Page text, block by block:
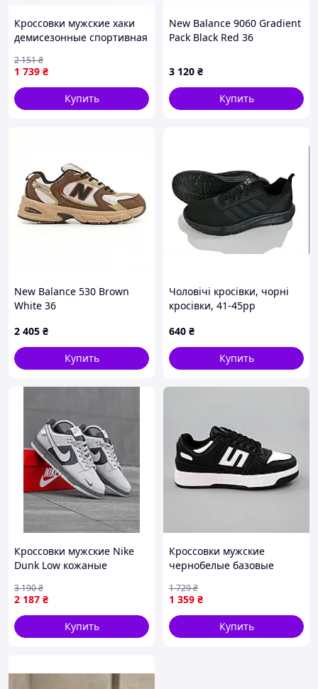
Кроссовки мужские хаки
демисезонные спортивная
чоловічі хакі сітка
демісезонні спортивні
1 739 ₴
2 151₴
Купить
New Balance 9060 Gradient
Pack Black Red 36
3 120 ₴
Купить
New Balance 530 Brown
White 36
2 405 ₴
Купить
Чоловічі кросівки, чорні
кросівки, 41-45рр
640 ₴
Купить
Кроссовки мужские Nike
Dunk Low кожаные
2 187 ₴
3 190₴
Купить
Кроссовки мужские
чернобелые базовые
Кросівки чоловічі чорно
білі базові спортивні кеди
1 359 ₴
1 729₴
Купить